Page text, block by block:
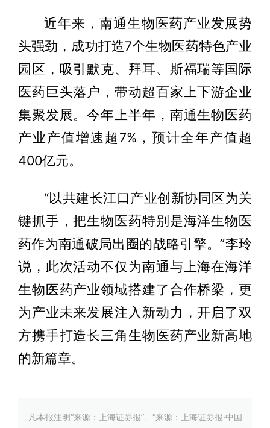
近年来，南通生物医药产业发展势
头强劲，成功打造7个生物医药特色产业
园区，吸引默克、拜耳、斯福瑞等国际
医药巨头落户，带动超百家上下游企业
集聚发展。今年上半年，南通生物医药
产业产值增速超7%，预计全年产值超
400亿元。
“以共建长江口产业创新协同区为关
键抓手，把生物医药特别是海洋生物医
药作为南通破局出圈的战略引擎。”李玲
说，此次活动不仅为南通与上海在海洋
生物医药产业领域搭建了合作桥梁，更
为产业未来发展注入新动力，开启了双
方携手打造长三角生物医药产业新高地
的新篇章。
凡本报注明“来源：上海证券报”、“来源：上海证券报·中国